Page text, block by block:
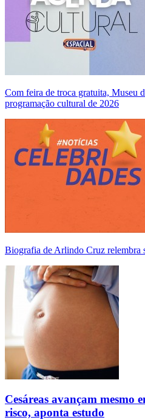
Com feira de troca gratuita, Museu
programação cultural de 2026
Biografia de Arlindo Cruz relembra
Cesáreas avançam mesmo
risco, aponta estudo